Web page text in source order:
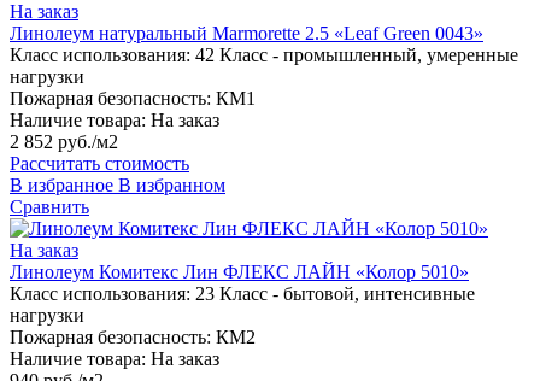
На заказ
Линолеум натуральный Marmorette 2.5 «Leaf Green 0043»
Класс использования: 42 Класс - промышленный, умеренные
нагрузки
Пожарная безопасность: КМ1
Наличие товара: На заказ
2 852 руб./м2
Рассчитать стоимость
В избранное В избранном
Сравнить
На заказ
Линолеум Комитекс Лин ФЛЕКС ЛАЙН «Колор 5010»
Класс использования: 23 Класс - бытовой, интенсивные
нагрузки
Пожарная безопасность: КМ2
Наличие товара: На заказ